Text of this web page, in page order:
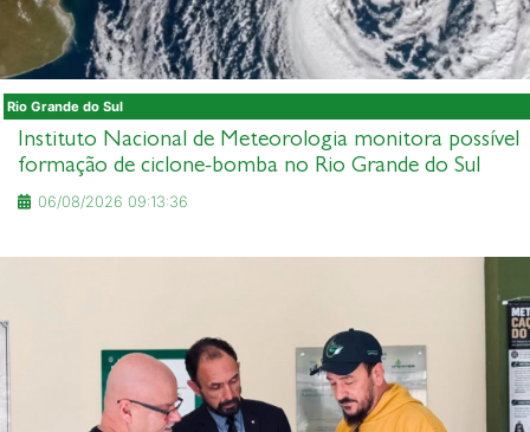
Rio Grande do Sul
Instituto Nacional de Meteorologia monitora possível
formação de ciclone-bomba no Rio Grande do Sul
06/08/2026 09:13:36